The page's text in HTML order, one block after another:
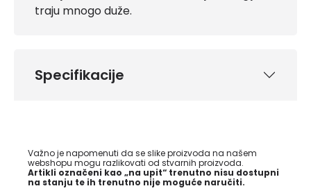
traju mnogo duže.
Specifikacije
Važno je napomenuti da se slike proizvoda na našem
webshopu mogu razlikovati od stvarnih proizvoda.
Artikli označeni kao „na upit“ trenutno nisu dostupni
na stanju te ih trenutno nije moguće naručiti.